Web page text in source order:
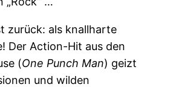
zurück: als knallharte
Der Action-Hit aus den
(One Punch Man) geizt
und wilden